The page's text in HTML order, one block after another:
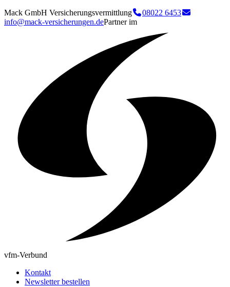
Mack GmbH Versicherungsvermittlung
08022 6453
info@mack-versicherungen.dePartner im
vfm-Verbund
Kontakt
Newsletter bestellen